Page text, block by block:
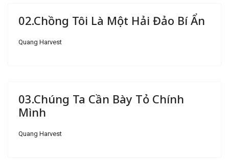
02.Chồng Tôi Là Một Hải Đảo Bí Ẩn
Quang Harvest
03.Chúng Ta Cần Bày Tỏ Chính
Mình
Quang Harvest